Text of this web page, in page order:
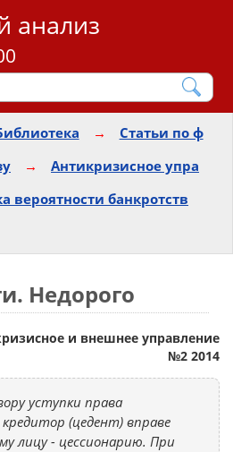
анализ
→
Статьи по ф
→
Антикризисное упра
вероятности банкротств
Недорого
и внешнее управление
№2 2014
уступки права
(цедент) вправе
лицу - цессионарию. При